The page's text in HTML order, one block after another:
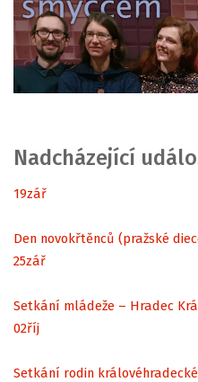
Nadcházející
19zář
Den novokřtěnců (pražské
25zář
Setkání mládeže – Hradec
02říj
Setkání rodin